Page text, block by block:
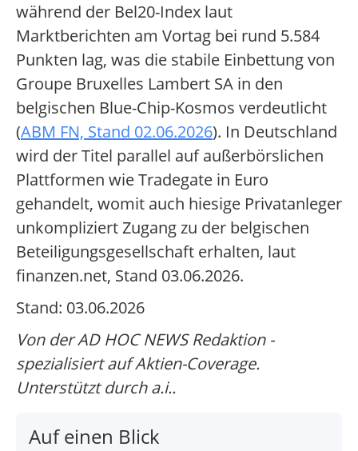
während der Bel20-Index laut
Marktberichten am Vortag bei rund 5.584
Punkten lag, was die stabile Einbettung von
Groupe Bruxelles Lambert SA in den
belgischen Blue-Chip-Kosmos verdeutlicht
(ABM FN, Stand 02.06.2026). In Deutschland
wird der Titel parallel auf außerbörslichen
Plattformen wie Tradegate in Euro
gehandelt, womit auch hiesige Privatanleger
unkompliziert Zugang zu der belgischen
Beteiligungsgesellschaft erhalten, laut
finanzen.net, Stand 03.06.2026.
Stand: 03.06.2026
Von der AD HOC NEWS Redaktion -
spezialisiert auf Aktien-Coverage.
Unterstützt durch a.i..
Auf einen Blick